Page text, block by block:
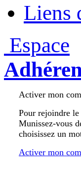
Liens
Espace
Activer mon
Pour rejoindre
Munissez-vous
choisissez un
Activer mon